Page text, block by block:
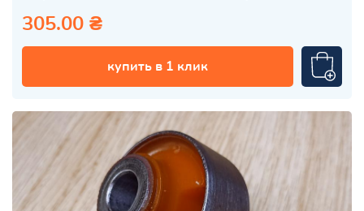
305.00 ₴
купить в 1 клик